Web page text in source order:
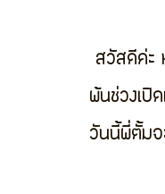
พ้นช่วงเปิ
วันนี้พี่ตั้มจ